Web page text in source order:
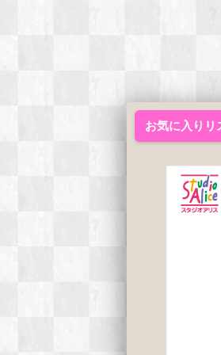
お気に入りリ